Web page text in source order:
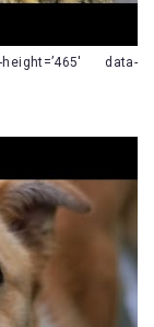
data-